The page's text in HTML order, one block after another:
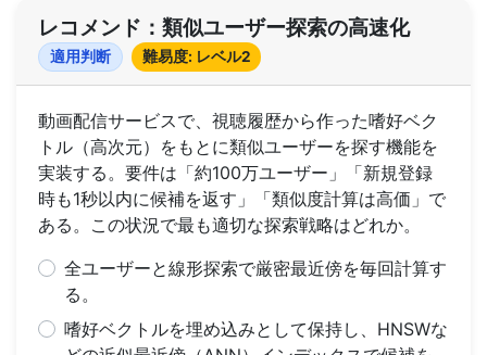
レコメンド：類似ユーザー探索の高速化
適用判断 難易度: レベル2
動画配信サービスで、視聴履歴から作った嗜好ベク
トル（高次元）をもとに類似ユーザーを探す機能を
実装する。要件は「約100万ユーザー」「新規登録
時も1秒以内に候補を返す」「類似度計算は高価」で
ある。この状況で最も適切な探索戦略はどれか。
全ユーザーと線形探索で厳密最近傍を毎回計算す
る。
嗜好ベクトルを埋め込みとして保持し、HNSWな